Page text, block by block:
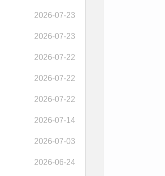
2026-07-23
2026-07-23
2026-07-22
2026-07-22
2026-07-22
2026-07-14
2026-07-03
2026-06-24